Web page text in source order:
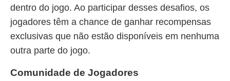
dentro do jogo. Ao participar desses desafios, os
jogadores têm a chance de ganhar recompensas
exclusivas que não estão disponíveis em nenhuma
outra parte do jogo.
Comunidade de Jogadores